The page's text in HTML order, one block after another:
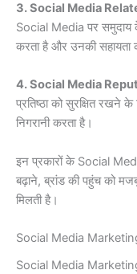
3. Social Media
Social Media पर समुदाय
करता है और उनकी सहायता
4. Social Media
प्रतिष्ठा को सुरक्षित रखने
निगरानी करता है।
इन प्रकारों के Social
बढ़ाने, ब्रांड की पहुंच को
मिलती है।
Social Media
Social Media